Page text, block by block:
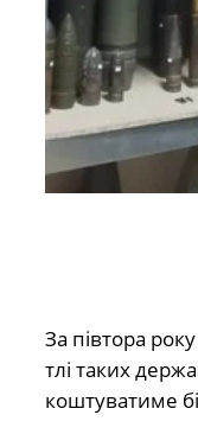
За півтора
тлі таких
коштуватиме